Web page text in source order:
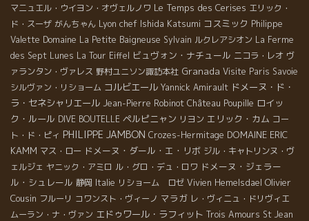
マニュエル・ウイヨン・オヴェルノワ Le Temps des Cerises エリック・
ド・スーザ がんちゃん Lyon chef Ishida Katsumi コスミック Philippe
Valette Domaine La Petite Baigneuse Sylvain ルクレアシオン La Ferme
des Sept Lunes La Tour Eiffel ビュヴォン・ナチュール ニコラ・レオ ヴ
ァランタン・ヴァレス 野村ユニソン諏訪本社 Granada Visite Paris Savoie
シルヴァン・リショーム コルビエール Yannick Amirault ドメーヌ・ド・
ラ・セネシャリエール Jean-Pierre Robinot Château Poupille ロイッ
ク・ルール DIVE BOUTELLE ペルピニャン リヨン エリック・カム コー
ト・ド・ピィ PHILIPPE JAMBON Crozes-Hermitage DOMAINE ERIC
KAMM マス・ロー ドメーヌ・ダール・エ・リボ ジル・キャトリンヌ・ヴ
ェルジェ ヤニック・アミロ ル・グロ・デュ・ロワ ドメーヌ・ジェラー
ル・シュレール 静岡 Italie リショーム ロゼ Vivien Hemelsdael Olivier
Cousin フルーリ コワンスト・ヴィーノ マラガ レ・ヴィニュ・ドリヴィエ
ムーラン・ナ・ヴァン エドゥワール・ラフィット Trois Amours St Jean